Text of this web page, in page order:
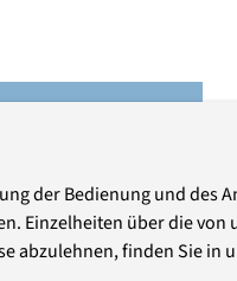
der Bedienung und des
Einzelheiten über die von
abzulehnen, finden Sie in